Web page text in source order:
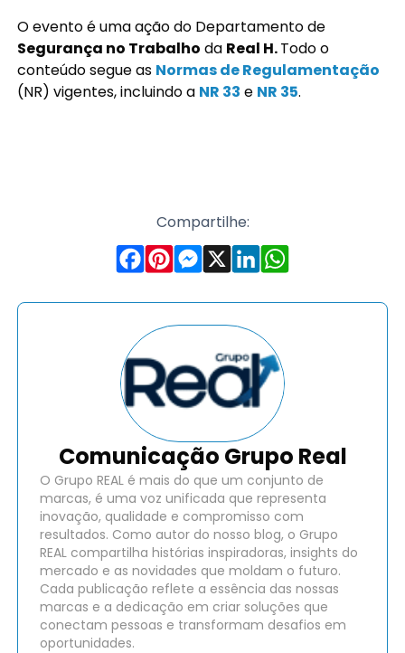
O evento é uma ação do Departamento de
Segurança no Trabalho da Real H.Todo o
conteúdo segue as Normas de Regulamentação
(NR) vigentes, incluindo a NR 33 e NR 35.
Compartilhe:
Comunicação Grupo Real
O Grupo REAL é mais do que um conjunto de
marcas, é uma voz unificada que representa
inovação, qualidade e compromisso com
resultados. Como autor do nosso blog, o Grupo
REAL compartilha histórias inspiradoras, insights do
mercado e as novidades que moldam o futuro.
Cada publicação reflete a essência das nossas
marcas e a dedicação em criar soluções que
conectam pessoas e transformam desafios em
oportunidades.